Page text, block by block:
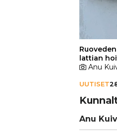
lattian
Anu
UUTISET
Anu